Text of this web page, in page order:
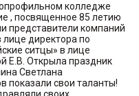
колледже
, посвященное 85 летию
представители компаний
директора по
ситцы» в лице
Е.В. Открыла праздник
Светлана
показали свои таланты!